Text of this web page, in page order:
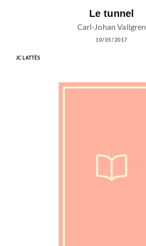
Le tunnel
Carl-Johan Vallgren
10/05/2017
JC LATTÈS